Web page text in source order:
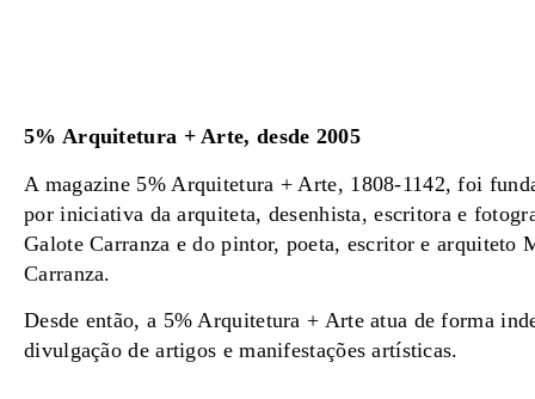
5% Arquitetura + Arte, desde 2005
A magazine 5% Arquitetura + Arte, 1808-1142, foi
por iniciativa da arquiteta, desenhista, escritora e
Galote Carranza e do pintor, poeta, escritor e arquiteto
Carranza.
Desde então, a 5% Arquitetura + Arte atua de forma
divulgação de artigos e manifestações artísticas.